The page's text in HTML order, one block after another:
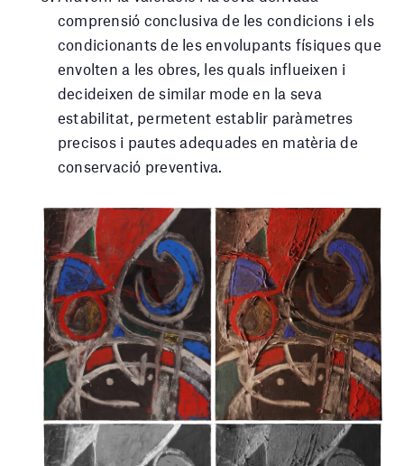
comprensió conclusiva de les condicions i els
condicionants de les envolupants físiques que
envolten a les obres, les quals influeixen i
decideixen de similar mode en la seva
estabilitat, permetent establir paràmetres
precisos i pautes adequades en matèria de
conservació preventiva.